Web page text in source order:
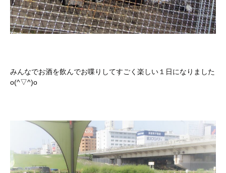
みんなでお酒を飲んでお喋りしてすごく楽しい１日になりました
o(^▽^)o